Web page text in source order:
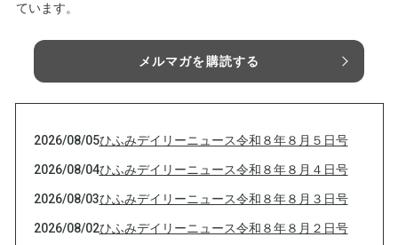
ています。
メルマガを購読する
2026/08/05ひふみデイリーニュース令和８年８月５日号
2026/08/04ひふみデイリーニュース令和８年８月４日号
2026/08/03ひふみデイリーニュース令和８年８月３日号
2026/08/02ひふみデイリーニュース令和８年８月２日号